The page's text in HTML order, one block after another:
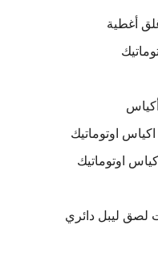
أغطية
اوتوماتيك
اوتوماتيك
لصق ليبل دائري